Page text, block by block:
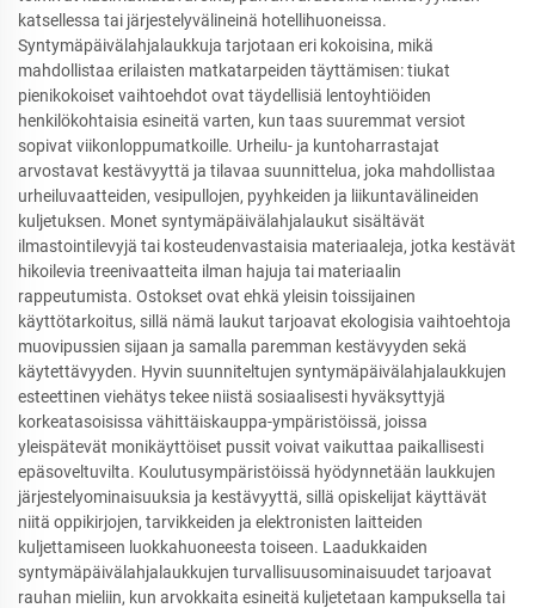
katsellessa tai järjestelyvälineinä hotellihuoneissa.
Syntymäpäivälahjalaukkuja tarjotaan eri kokoisina, mikä
mahdollistaa erilaisten matkatarpeiden täyttämisen: tiukat
pienikokoiset vaihtoehdot ovat täydellisiä lentoyhtiöiden
henkilökohtaisia esineitä varten, kun taas suuremmat versiot
sopivat viikonloppumatkoille. Urheilu- ja kuntoharrastajat
arvostavat kestävyyttä ja tilavaa suunnittelua, joka mahdollistaa
urheiluvaatteiden, vesipullojen, pyyhkeiden ja liikuntavälineiden
kuljetuksen. Monet syntymäpäivälahjalaukut sisältävät
ilmastointilevyjä tai kosteudenvastaisia materiaaleja, jotka kestävät
hikoilevia treenivaatteita ilman hajuja tai materiaalin
rappeutumista. Ostokset ovat ehkä yleisin toissijainen
käyttötarkoitus, sillä nämä laukut tarjoavat ekologisia vaihtoehtoja
muovipussien sijaan ja samalla paremman kestävyyden sekä
käytettävyyden. Hyvin suunniteltujen syntymäpäivälahjalaukkujen
esteettinen viehätys tekee niistä sosiaalisesti hyväksyttyjä
korkeatasoisissa vähittäiskauppa-ympäristöissä, joissa
yleispätevät monikäyttöiset pussit voivat vaikuttaa paikallisesti
epäsoveltuvilta. Koulutusympäristöissä hyödynnetään laukkujen
järjestelyominaisuuksia ja kestävyyttä, sillä opiskelijat käyttävät
niitä oppikirjojen, tarvikkeiden ja elektronisten laitteiden
kuljettamiseen luokkahuoneesta toiseen. Laadukkaiden
syntymäpäivälahjalaukkujen turvallisuusominaisuudet tarjoavat
rauhan mieliin, kun arvokkaita esineitä kuljetetaan kampuksella tai